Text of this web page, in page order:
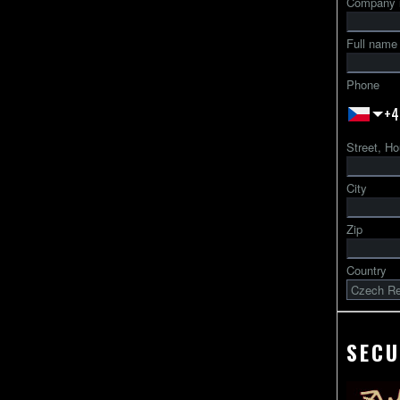
Full name
Phone
Street,
City
Zip
Country